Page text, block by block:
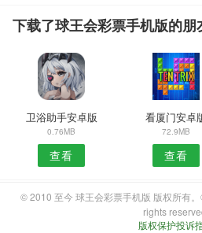
下载了球王会彩票手机版的朋
卫浴助手安卓版
0.76MB
查看
看厦门安卓
72.9MB
查看
© 2010 至今 球王会彩票手机版 版权所有
rights
版权保护投诉